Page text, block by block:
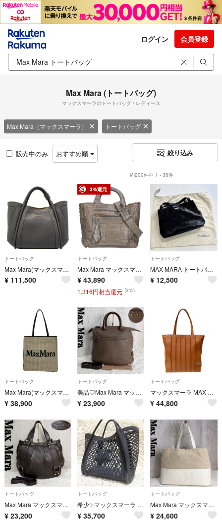
ログイン 会員登録
Max Mara (トートバッグ)
マックスマーラのトートバッグ / レディース
Max Mara（マックスマーラ） トートバッグ
販売中のみ おすすめ順 絞り込み
約200件中 1 - 36件
トートバッグ
Max Mara(マックスマーラ) トートバッグ エクストラスモール レザー マリンバッグ 4516035206 ダークグレー レザー
¥ 111,500
3%還元
トートバッグ
Max Mara マックスマーラ 14-51-63593 型押しレザー 2WAY
¥ 43,890
1,316円相当還元 (3%)
トートバッグ
MAX MARA トートバッグ 黒 エナメル調 光沢仕上げ
¥ 12,500
トートバッグ
Max Mara(マックスマーラ) トートバッグ - 14-51-11231 ベージュ×黒 コットン、レザー
¥ 38,900
トートバッグ
美品♡Max Mara マックスマーラ ロゴ レザー 2way トートバッグ 茶
¥ 23,900
トートバッグ
マックスマーラ MAX MARA ホイットニーバッグ レンゾ・ピアノ コラボ トートバッグ レディース 送料無料 【中古】
¥ 44,800
トートバッグ
Max Mara マックスマーラ ロゴ レザー 2way トートバッグ ブラウン
¥ 23,200
トートバッグ
希少✨マックスマーラ トートバッグ マリンバッグ バスケット メッシュ ブラック
¥ 35,700
トートバッグ
Max Mara マックスマーラ ロゴ キャンバス レザー トートバッグ A4可
¥ 24,600